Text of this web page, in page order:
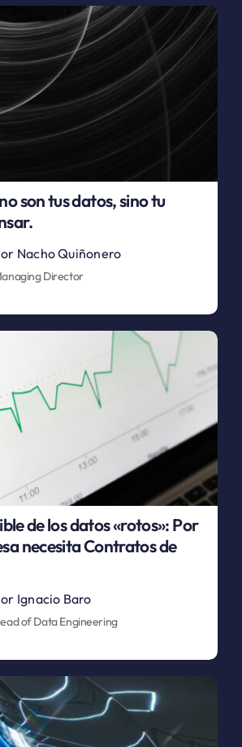
son tus datos, sino tu
Nacho Quiñonero
Director
de los datos «rotos»: Por
necesita Contratos de
Ignacio Baro
of Data Engineering